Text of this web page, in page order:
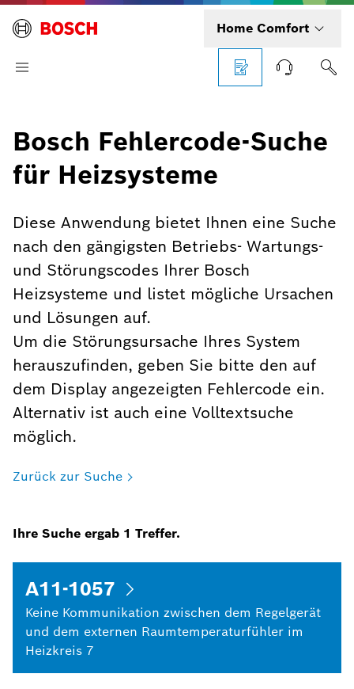
Home Comfort
Bosch Fehlercode-Suche
für Heizsysteme
Diese Anwendung bietet Ihnen eine Suche
nach den gängigsten Betriebs- Wartungs-
und Störungscodes Ihrer Bosch
Heizsysteme und listet mögliche Ursachen
und Lösungen auf.
Um die Störungsursache Ihres System
herauszufinden, geben Sie bitte den auf
dem Display angezeigten Fehlercode ein.
Alternativ ist auch eine Volltextsuche
möglich.
Zurück zur Suche
Ihre Suche ergab 1 Treffer.
A11-1057
Keine Kommunikation zwischen dem Regelgerät
und dem externen Raumtemperaturfühler im
Heizkreis 7